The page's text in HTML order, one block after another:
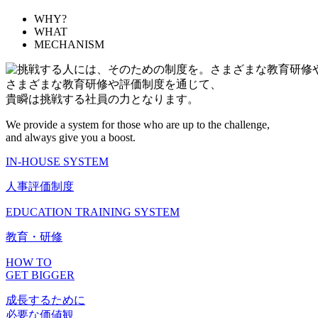
WHY?
WHAT
MECHANISM
さまざまな教育研修や評価制度を通じて、
貴瞬は挑戦する社員の力となります。
We provide a system for those who are up to the challenge,
and always give you a boost.
IN-HOUSE SYSTEM
人事評価制度
EDUCATION TRAINING SYSTEM
教育・研修
HOW TO
GET BIGGER
成長するために
必要な価値観